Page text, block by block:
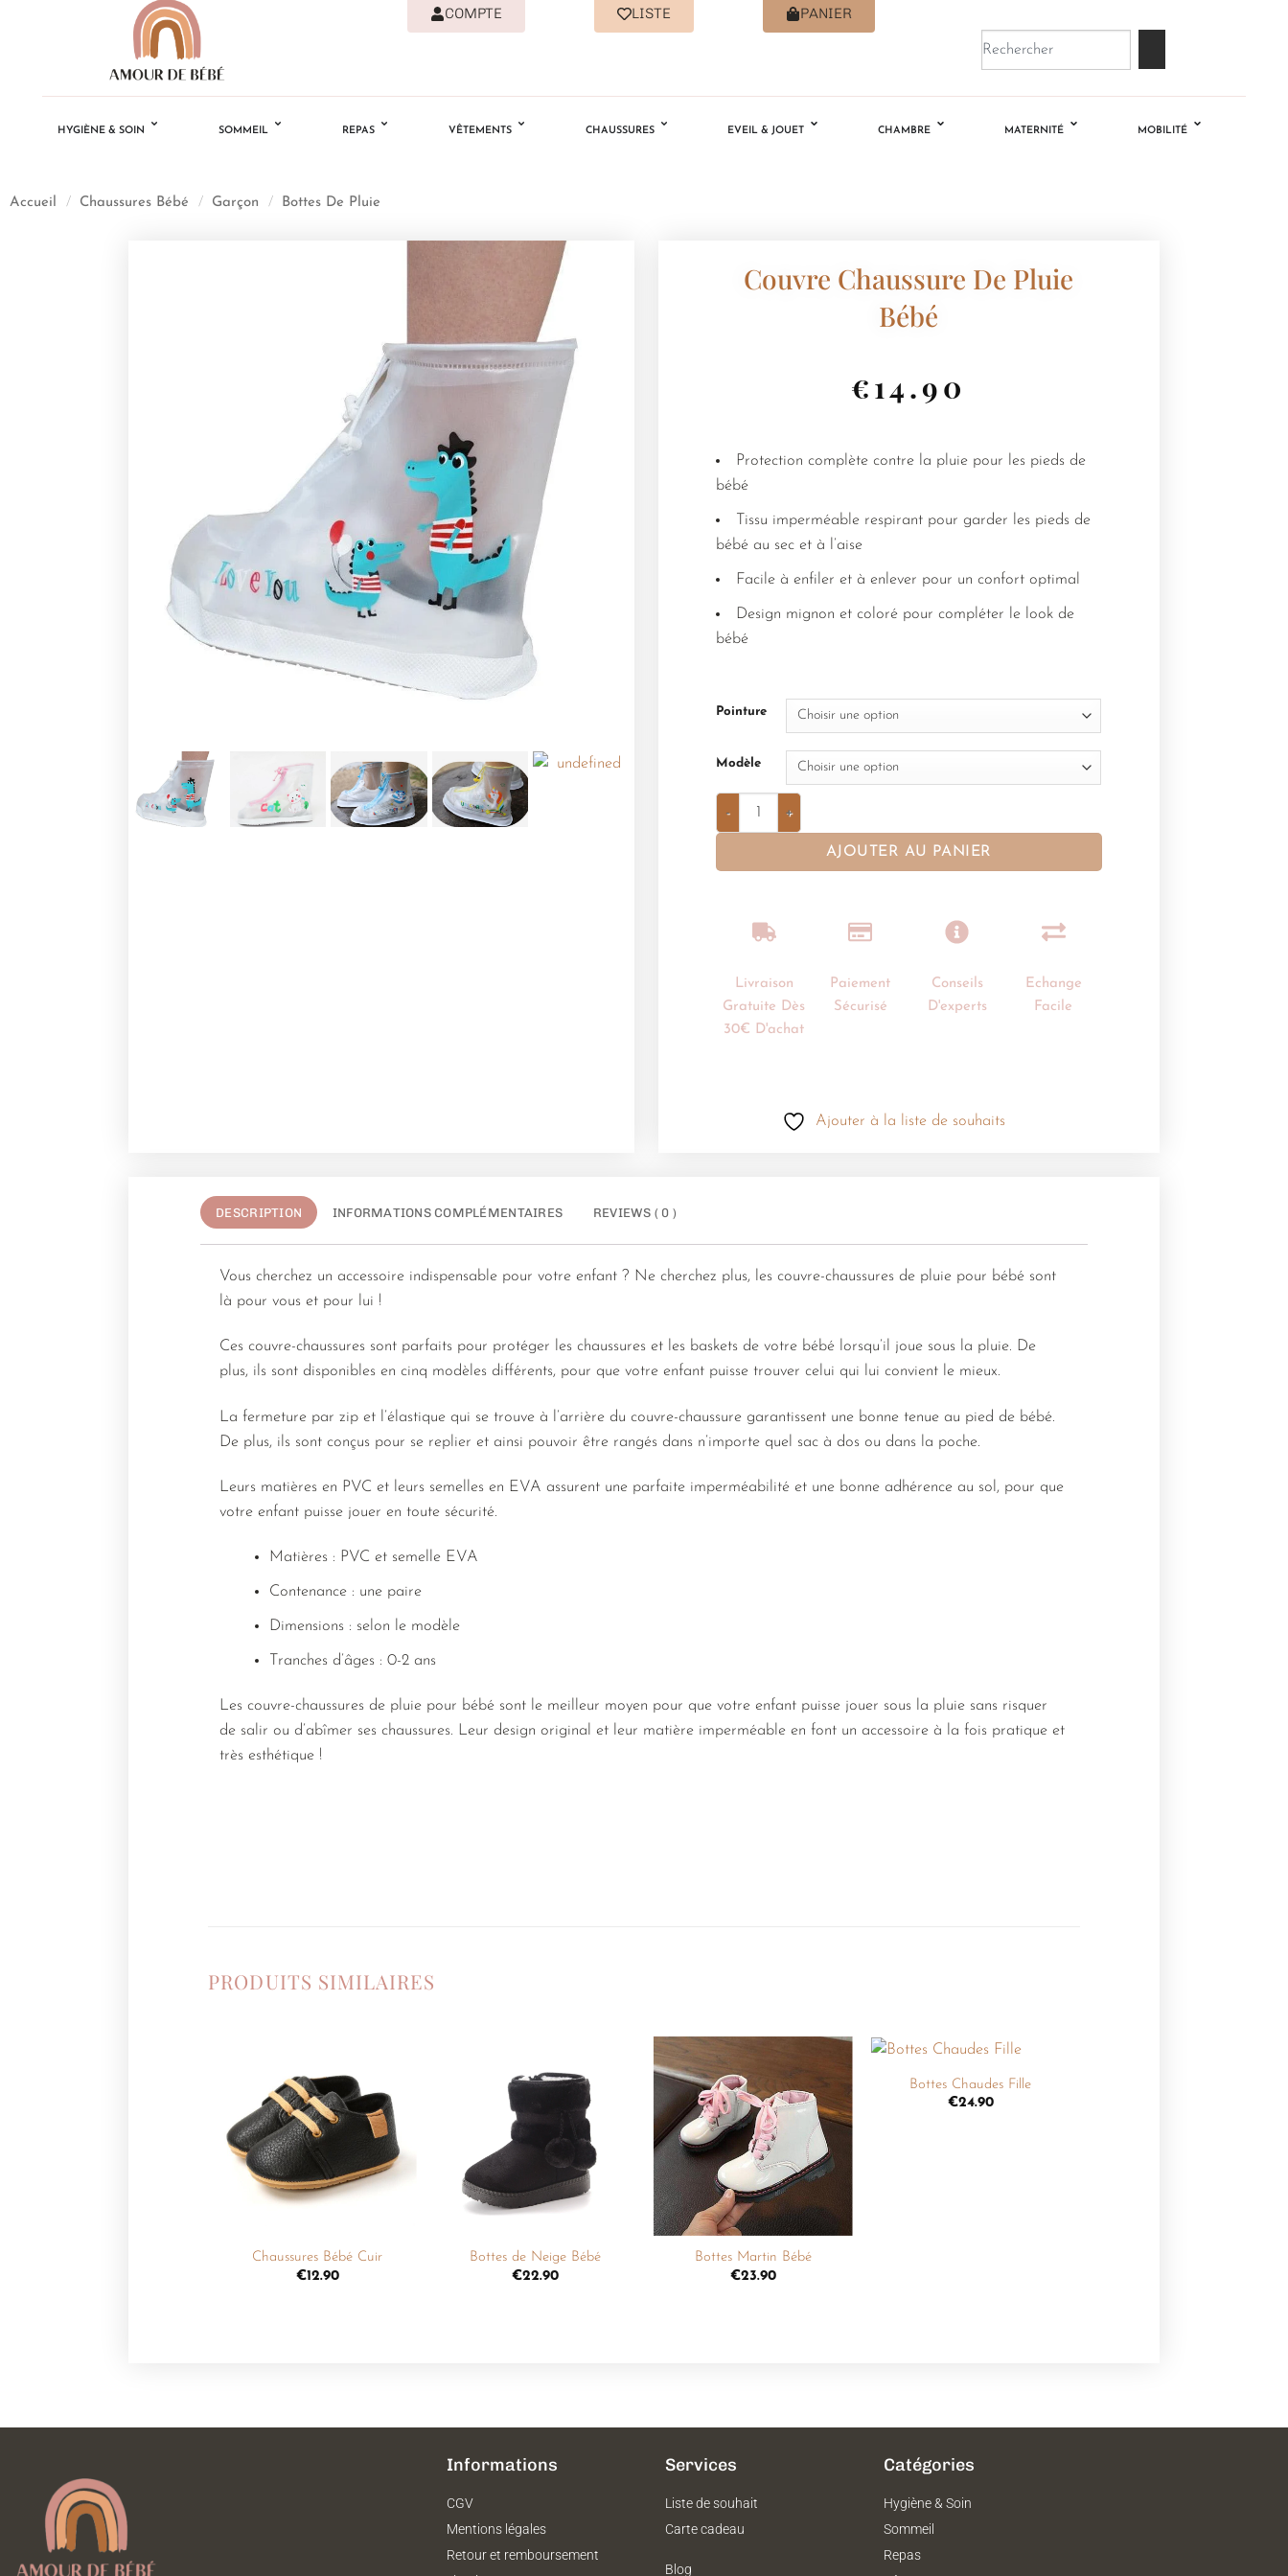
COMPTE LISTE PANIER
HYGIÈNE & SOIN SOMMEIL REPAS VÊTEMENTS CHAUSSURES EVEIL & JOUET CHAMBRE MATERNITÉ MOBILITÉ
Accueil / Chaussures Bébé / Garçon / Bottes De Pluie
Couvre Chaussure De Pluie
Bébé
€14.90
Protection complète contre la pluie pour les pieds de
bébé
Tissu imperméable respirant pour garder les pieds de
bébé au sec et à l’aise
Facile à enfiler et à enlever pour un confort optimal
Design mignon et coloré pour compléter le look de
bébé
Pointure
Modèle
AJOUTER AU PANIER
Livraison
Gratuite Dès
30€ D'achat
Paiement
Sécurisé
Conseils
D'experts
Echange
Facile
Ajouter à la liste de souhaits
DESCRIPTION INFORMATIONS COMPLÉMENTAIRES REVIEWS ( 0 )
Vous cherchez un accessoire indispensable pour votre enfant ? Ne cherchez plus, les couvre-chaussures de pluie pour bébé sont
là pour vous et pour lui !
Ces couvre-chaussures sont parfaits pour protéger les chaussures et les baskets de votre bébé lorsqu’il joue sous la pluie. De
plus, ils sont disponibles en cinq modèles différents, pour que votre enfant puisse trouver celui qui lui convient le mieux.
La fermeture par zip et l’élastique qui se trouve à l’arrière du couvre-chaussure garantissent une bonne tenue au pied de bébé.
De plus, ils sont conçus pour se replier et ainsi pouvoir être rangés dans n’importe quel sac à dos ou dans la poche.
Leurs matières en PVC et leurs semelles en EVA assurent une parfaite imperméabilité et une bonne adhérence au sol, pour que
votre enfant puisse jouer en toute sécurité.
Matières : PVC et semelle EVA
Contenance : une paire
Dimensions : selon le modèle
Tranches d’âges : 0-2 ans
Les couvre-chaussures de pluie pour bébé sont le meilleur moyen pour que votre enfant puisse jouer sous la pluie sans risquer
de salir ou d’abîmer ses chaussures. Leur design original et leur matière imperméable en font un accessoire à la fois pratique et
très esthétique !
PRODUITS SIMILAIRES
Ajouter
à la
liste de
souhaits
Chaussures Bébé Cuir
€12.90
Ajouter
à la
liste de
souhaits
Bottes de Neige Bébé
€22.90
Ajouter
à la
liste de
souhaits
+
Bottes Martin Bébé
€23.90
Ajouter
Bottes Chaudes Fille
€24.90
Informations
CGV
Mentions légales
Retour et remboursement
Services
Liste de souhait
Carte cadeau
Blog
Catégories
Hygiène & Soin
Sommeil
Repas